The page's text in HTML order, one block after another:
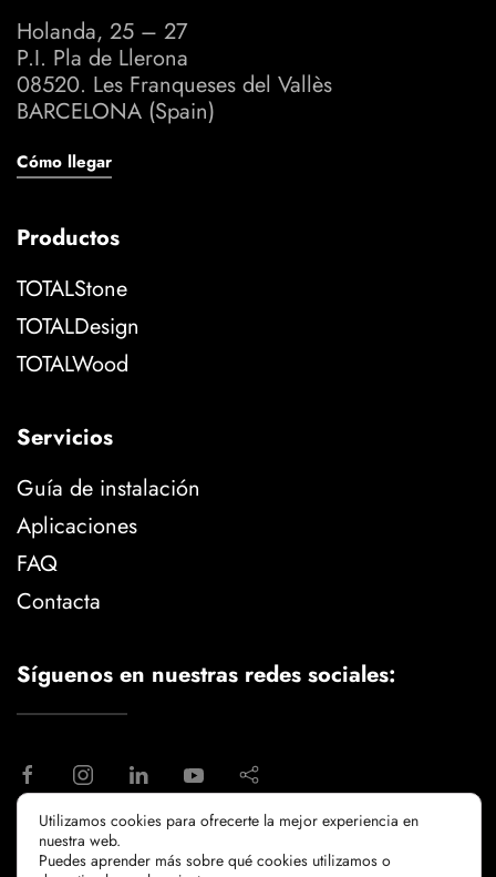
Holanda, 25 – 27
P.I. Pla de Llerona
08520. Les Franqueses del Vallès
BARCELONA (Spain)
Cómo llegar
Productos
TOTALStone
TOTALDesign
TOTALWood
Servicios
Guía de instalación
Aplicaciones
FAQ
Contacta
Síguenos en nuestras redes sociales:
aviso legal
politica de privacidad
Utilizamos cookies para ofrecerte la mejor experiencia en
nuestra web.
Puedes aprender más sobre qué cookies utilizamos o